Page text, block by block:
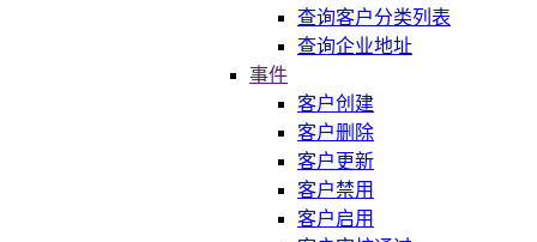
查询客户分类列表
查询企业地址
事件
客户创建
客户删除
客户更新
客户禁用
客户启用